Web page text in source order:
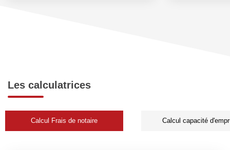
Les calculatrices
Calcul Frais de notaire Calcul capacité